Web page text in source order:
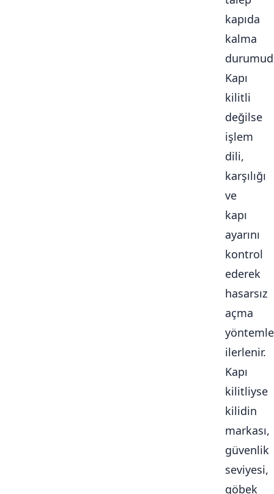
kapıda
kalma
Kapı
kilitli
değilse
işlem
dili,
karşılığı
ve
kapı
ayarını
kontrol
ederek
hasarsız
açma
ilerlenir.
Kapı
kilitliyse
kilidin
markası,
güvenlik
seviyesi,
göbek